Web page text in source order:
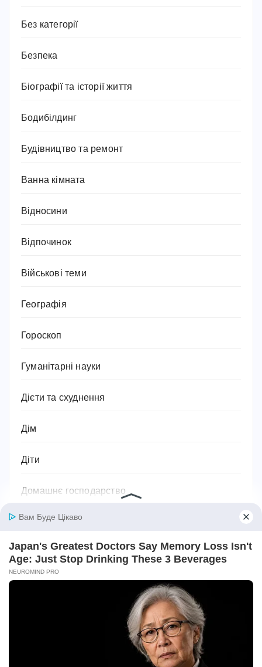
Без категорії
Безпека
Біографії та історії життя
Бодибілдинг
Будівництво та ремонт
Ванна кімната
Відносини
Відпочинок
Військові теми
Географія
Гороскоп
Гуманітарні науки
Дієти та схуднення
Дім
Діти
Домашнє господарство
Домашні улюбленці
Домашній затишок